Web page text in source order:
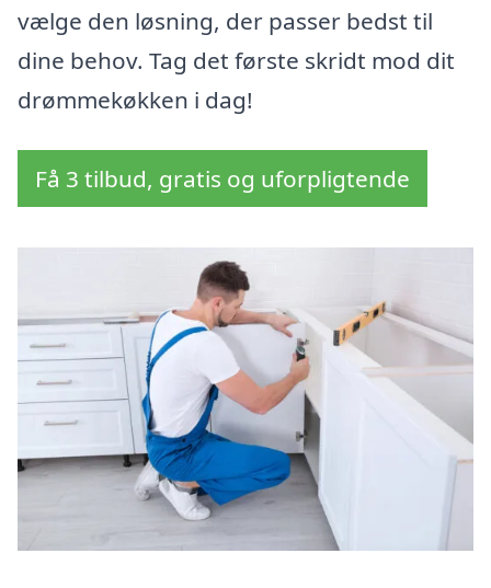
vælge den løsning, der passer bedst til
dine behov. Tag det første skridt mod dit
drømmekøkken i dag!
Få 3 tilbud, gratis og uforpligtende